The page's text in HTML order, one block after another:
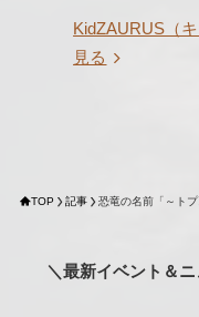
KidZAURUS（
見る
TOP 記事 恐竜の名前「～ト
＼最新イベント＆